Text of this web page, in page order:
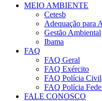
MEIO AMBIENTE
Cetesb
Adequação para
Gestão Ambiental
Ibama
FAQ
FAQ Geral
FAQ Exército
FAQ Polícia Civil
FAQ Polícia
FALE CONOSCO